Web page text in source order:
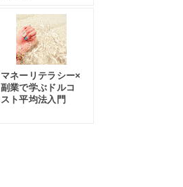
マネーリテラシー×
副業で学ぶドルコ
スト平均法入門